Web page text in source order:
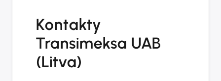
Kontakty
Transimeksa UAB
(Litva)